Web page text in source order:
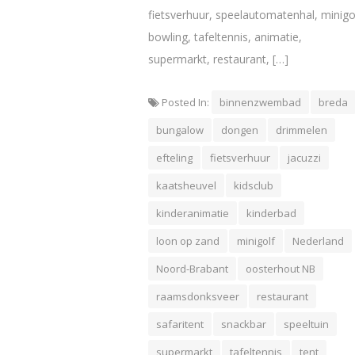
fietsverhuur, speelautomatenhal,
bowling, tafeltennis, animatie,
supermarkt, restaurant, […]
Posted In: binnenzwembad
breda
bungalow
dongen
drimmelen
efteling
fietsverhuur
jacuzzi
kaatsheuvel
kidsclub
kinderanimatie
kinderbad
loon op zand
minigolf
Nederland
Noord-Brabant
oosterhout NB
raamsdonksveer
restaurant
safaritent
snackbar
speeltuin
supermarkt
tafeltennis tent